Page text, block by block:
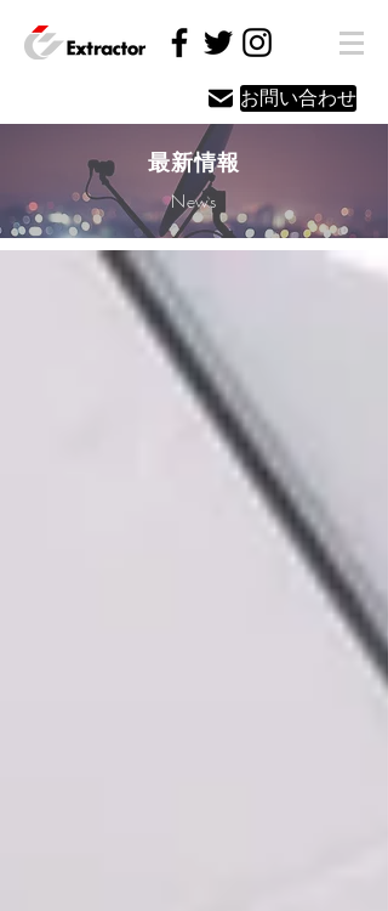
お問い合わせ
最新情報
News